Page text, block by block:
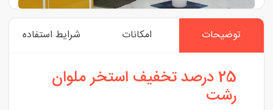
توضیحات امکانات شرایط استفاده
25 درصد تخفیف استخر ملوان
رشت